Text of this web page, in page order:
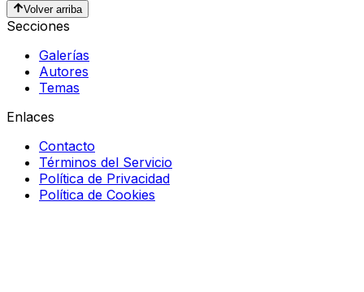
Volver arriba
Secciones
Galerías
Autores
Temas
Enlaces
Contacto
Términos del Servicio
Política de Privacidad
Política de Cookies